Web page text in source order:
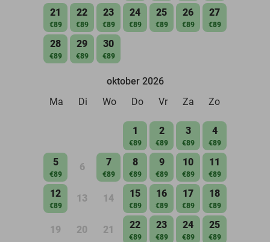
21
€89
22
€89
23
€89
24
€89
25
€89
26
€89
27
€89
28
€89
29
€89
30
€89
oktober 2026
Ma
Di Wo Do Vr Za Zo
1
€89
2
€89
3
€89
4
€89
5
€89
6 7
€89
8
€89
9
€89
10
€89
11
€89
12
€89
13 14 15
€89
16
€89
17
€89
18
€89
19 20 21 22
€89
23
€89
24
€89
25
€89